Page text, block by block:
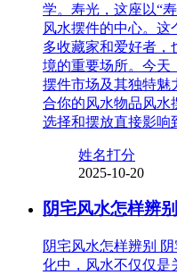
学。寿光，这座以“
风水摆件的中心。这
多收藏家和爱好者，
境的重要场所。今天
摆件市场及其独特魅
合你的风水物品风水
选择和摆放直接影响
姓名打分
2025-10-20
阴宅风水怎样辨
阴宅风水怎样辨别
化中，风水不仅仅是